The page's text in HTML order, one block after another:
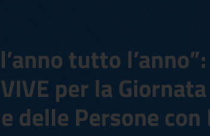
tutto
per la Giornata
delle Persone